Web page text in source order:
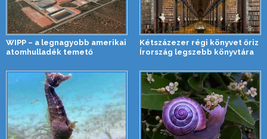
WIPP – a legnagyobb amerikai
atomhulladék temető
Kétszázezer régi könyvet őriz
Írország legszebb könyvtára